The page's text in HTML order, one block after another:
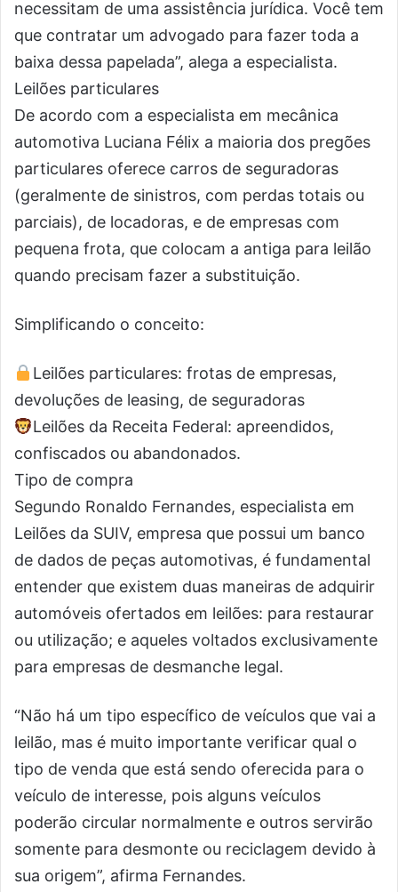
necessitam de uma assistência jurídica. Você tem
que contratar um advogado para fazer toda a
baixa dessa papelada”, alega a especialista.
Leilões particulares
De acordo com a especialista em mecânica
automotiva Luciana Félix a maioria dos pregões
particulares oferece carros de seguradoras
(geralmente de sinistros, com perdas totais ou
parciais), de locadoras, e de empresas com
pequena frota, que colocam a antiga para leilão
quando precisam fazer a substituição.
Simplificando o conceito:
Leilões particulares: frotas de empresas,
devoluções de leasing, de seguradoras
Leilões da Receita Federal: apreendidos,
confiscados ou abandonados.
Tipo de compra
Segundo Ronaldo Fernandes, especialista em
Leilões da SUIV, empresa que possui um banco
de dados de peças automotivas, é fundamental
entender que existem duas maneiras de adquirir
automóveis ofertados em leilões: para restaurar
ou utilização; e aqueles voltados exclusivamente
para empresas de desmanche legal.
“Não há um tipo específico de veículos que vai a
leilão, mas é muito importante verificar qual o
tipo de venda que está sendo oferecida para o
veículo de interesse, pois alguns veículos
poderão circular normalmente e outros servirão
somente para desmonte ou reciclagem devido à
sua origem”, afirma Fernandes.